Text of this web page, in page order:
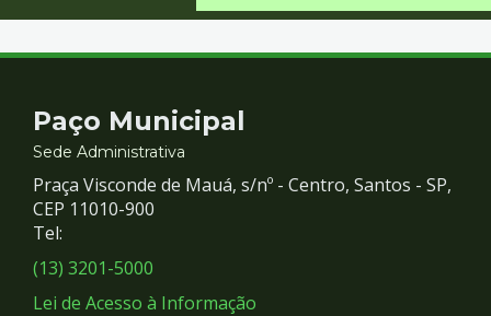
Contato
e
Redes
Sociais
Paço Municipal
Sede Administrativa
Praça Visconde de Mauá, s/nº - Centro, Santos - SP,
CEP 11010-900
Tel:
(13) 3201-5000
Lei de Acesso à Informação